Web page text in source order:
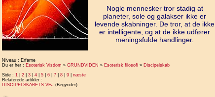
Nogle mennesker tror stadig at
planeter, sole og galakser ikke er
levende skabninger. De tror, at de ikke
er intelligente, og at de ikke udfører
meningsfulde handlinger.
Niveau : Erfarne
Du er her : Esoterisk Visdom » GRUNDVIDEN » Esoterisk filosofi » Discipelskab
Side : 1 2 3 4 5 6 7 8 9
næste
Relaterede artikler :
DISCIPELSKABETS VEJ (Begynder)